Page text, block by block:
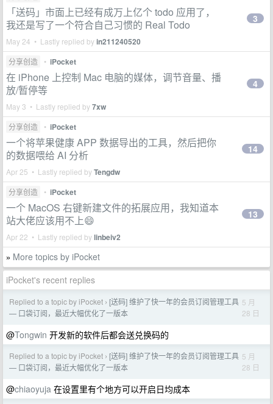
「送码」市面上已经有成万上亿个 todo 应用了，
我还是写了一个符合自己习惯的 Real Todo
May 24 • Lastly replied byin211240520
3
分享创造 • iPocket
在 iPhone 上控制 Mac 电脑的媒体，调节音量、播
放/暂停等
May 3 • Lastly replied by7xw
4
分享创造 • iPocket
一个将苹果健康 APP 数据导出的工具，然后把你
的数据喂给 AI 分析
Apr 25 • Lastly replied byTengdw
14
分享创造 • iPocket
一个 MacOS 右键新建文件的拓展应用，我知道本
站大佬应该用不上😄
Apr 22 • Lastly replied bylinbeiv2
13
» More topics by iPocket
iPocket's recent replies
Replied to a topic by iPocket › [送码] 维护了快一年的会员订阅管理工具
— 口袋订阅，最近大幅优化了一版本
5 月
28 日
@Tongwin 开发新的软件后都会送兑换码的
Replied to a topic by iPocket › [送码] 维护了快一年的会员订阅管理工具
— 口袋订阅，最近大幅优化了一版本
5 月
28 日
@chiaoyuja 在设置里有个地方可以开启日均成本